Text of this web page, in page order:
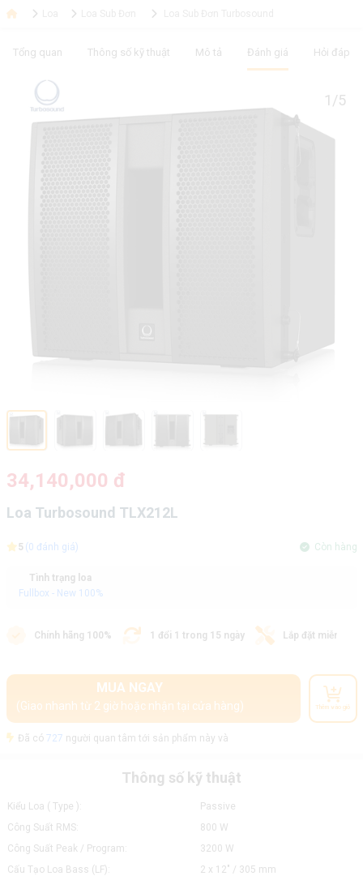
Tổng quan Thông số kỹ thuật Mô tả Đánh giá Hỏi đáp
1/5
34,140,000 đ
Loa Turbosound TLX212L
5 (0 đánh giá) Còn hàng
Tình trạng loa
Fullbox - New 100%
Chính hãng 100% 1 đổi 1 trong 15 ngày Lắp đặt miễn phí
MUA NGAY
(Giao nhanh từ 2 giờ hoặc nhận tại cửa hàng) Thêm vào giỏ
Đã có 727 người quan tâm tới sản phẩm này và
Thông số kỹ thuật
Kiểu Loa ( Type ):
Passive
Công Suất RMS:
800 W
Công Suất Peak / Program:
3200 W
Cấu Tạo Loa Bass (LF):
2 x 12" / 305 mm